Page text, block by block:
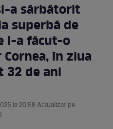
a sărbătorit
superbă de
i-a făcut-o
în ziua
32 de ani
.
la 20:58 Actualizat pe